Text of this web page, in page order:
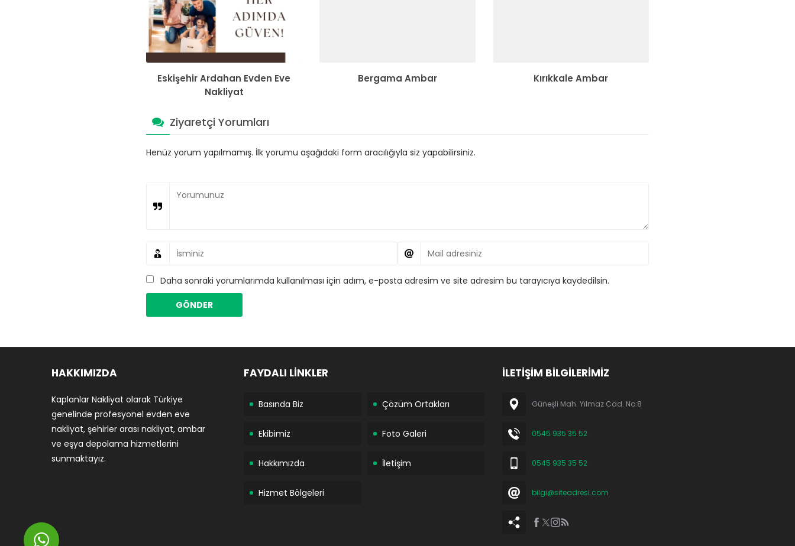
Eskişehir Ardahan Evden Eve
Nakliyat
Bergama Ambar Kırıkkale Ambar
Ziyaretçi Yorumları
Henüz yorum yapılmamış. İlk yorumu aşağıdaki form aracılığıyla siz yapabilirsiniz.
Daha sonraki yorumlarımda kullanılması için adım, e-posta adresim ve site adresim bu tarayıcıya kaydedilsin.
HAKKIMIZDA
Kaplanlar Nakliyat olarak Türkiye
genelinde profesyonel evden eve
nakliyat, şehirler arası nakliyat, ambar
ve eşya depolama hizmetlerini
sunmaktayız.
FAYDALI LİNKLER
Basında Biz Çözüm Ortakları
Ekibimiz Foto Galeri
Hakkımızda İletişim
Hizmet Bölgeleri
İLETİŞİM BİLGİLERİMİZ
Güneşli Mah. Yılmaz Cad. No:8
0545 935 35 52
0545 935 35 52
bilgi@siteadresi.com